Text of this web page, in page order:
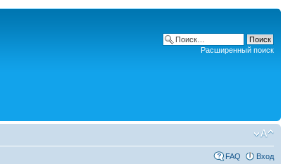
Расширенный поиск
FAQ Вход